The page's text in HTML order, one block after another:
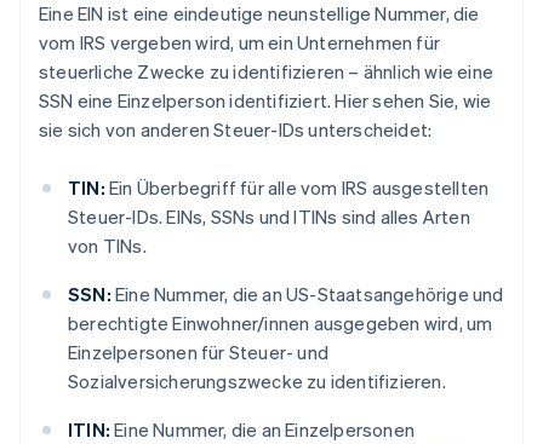
Eine EIN ist eine eindeutige neunstellige Nummer, die
vom IRS vergeben wird, um ein Unternehmen für
steuerliche Zwecke zu identifizieren – ähnlich wie eine
SSN eine Einzelperson identifiziert. Hier sehen Sie, wie
sie sich von anderen Steuer-IDs unterscheidet:
TIN: Ein Überbegriff für alle vom IRS ausgestellten
Steuer-IDs. EINs, SSNs und ITINs sind alles Arten
von TINs.
SSN: Eine Nummer, die an US-Staatsangehörige und
berechtigte Einwohner/innen ausgegeben wird, um
Einzelpersonen für Steuer- und
Sozialversicherungszwecke zu identifizieren.
ITIN: Eine Nummer, die an Einzelpersonen